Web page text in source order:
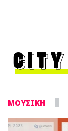
ΜΟΥΣΙΚΗ